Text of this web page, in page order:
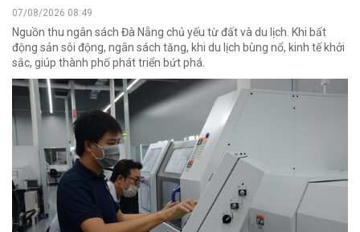
07/08/2026 08:49
Nguồn thu ngân sách Đà Nẵng chủ yếu từ đất và du lịch. Khi bất
động sản sôi động, ngân sách tăng, khi du lịch bùng nổ, kinh tế khởi
sắc, giúp thành phố phát triển bứt phá.